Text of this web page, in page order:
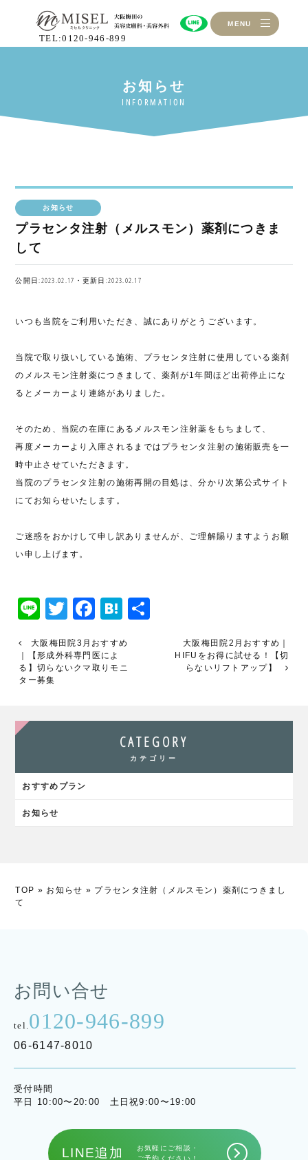
TEL:0120-946-899
MENU
お知らせ
プラセンタ注射（メルスモン）薬剤につきま
して
公開日:2023.02.17・更新日:2023.02.17
いつも当院をご利用いただき、誠にありがとうございます。
当院で取り扱いしている施術、プラセンタ注射に使用している薬剤
のメルスモン注射薬につきまして、薬剤が1年間ほど出荷停止にな
るとメーカーより連絡がありました。
そのため、当院の在庫にあるメルスモン注射薬をもちまして、
再度メーカーより入庫されるまではプラセンタ注射の施術販売を一
時中止させていただきます。
当院のプラセンタ注射の施術再開の目処は、分かり次第公式サイト
にてお知らせいたします。
ご迷惑をおかけして申し訳ありませんが、ご理解賜りますようお願
い申し上げます。
LineTwitter
Facebook
Hatena
大阪梅田院3月おすすめ
｜【形成外科専門医によ
る】切らないクマ取りモニ
ター募集
大阪梅田院2月おすすめ｜
HIFUをお得に試せる！【切
らないリフトアップ】
CATEGORY
カテゴリー
おすすめプラン
お知らせ
TOP » お知らせ » プラセンタ注射（メルスモン）薬剤につきまし
て
お問い合せ
tel. 0120-946-899
06-6147-8010
受付時間
平日 10:00〜20:00 土日祝9:00〜19:00
LINE追加
お気軽にご相談・
ご予約ください！